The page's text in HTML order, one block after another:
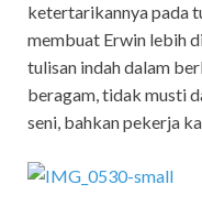
ketertarikannya pada
membuat Erwin lebih
tulisan indah dalam
beragam, tidak musti
seni, bahkan pekerja